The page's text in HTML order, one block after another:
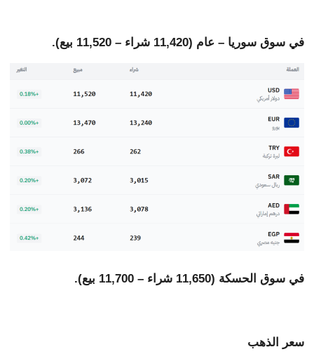
في سوق سوريا – عام (11,420 شراء – 11,520 بيع).
في سوق الحسكة (11,650 شراء – 11,700 بيع).
سعر الذهب